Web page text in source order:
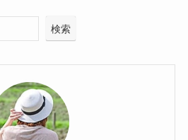
検索